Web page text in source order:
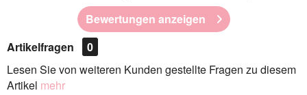
Bewertungen anzeigen
Artikelfragen
0
Lesen Sie von weiteren Kunden gestellte Fragen zu diesem
Artikel mehr